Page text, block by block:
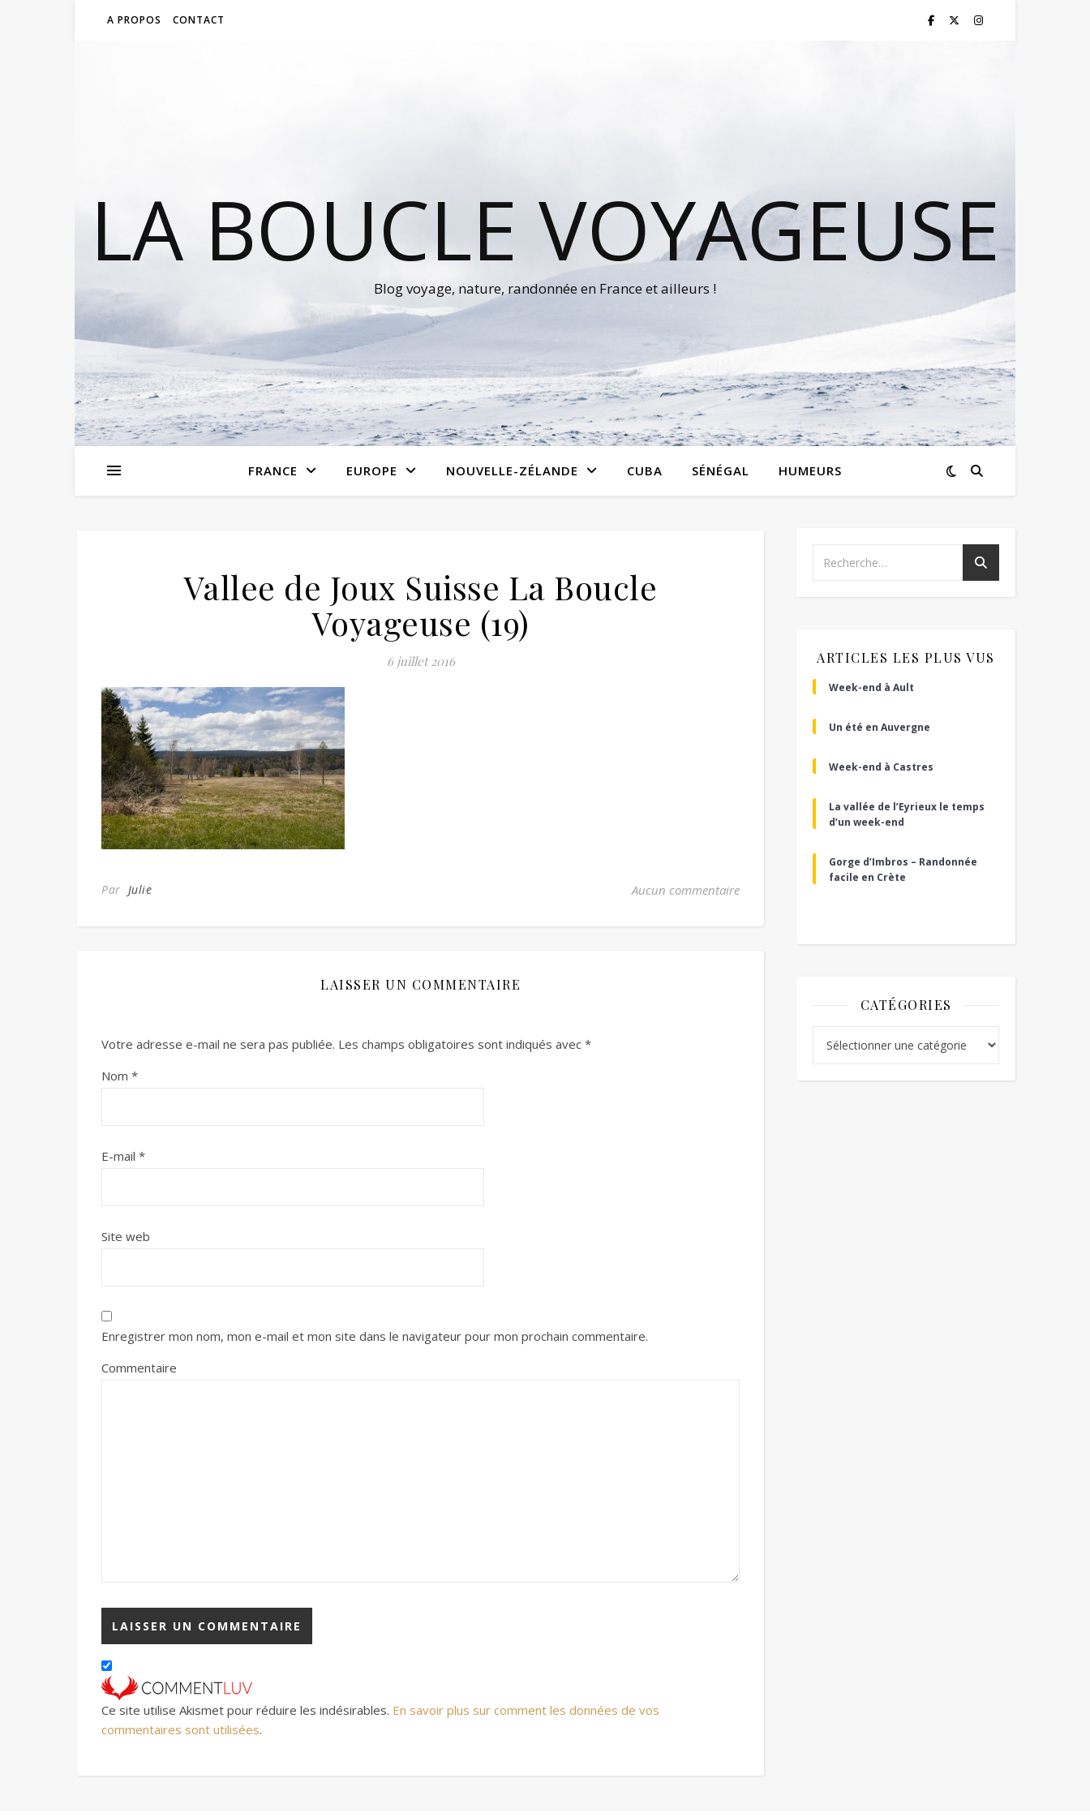
A PROPOS CONTACT
LA BOUCLE VOYAGEUSE
Blog voyage, nature, randonnée en France et ailleurs !
FRANCE EUROPE NOUVELLE-ZÉLANDE CUBA SÉNÉGAL HUMEURS
Vallee de Joux Suisse La Boucle
Voyageuse (19)
6 juillet 2016
Par Julie Aucun commentaire
LAISSER UN COMMENTAIRE
Votre adresse e-mail ne sera pas publiée. Les champs obligatoires sont indiqués avec *
Nom *
E-mail *
Site web
Enregistrer mon nom, mon e-mail et mon site dans le navigateur pour mon prochain commentaire.
Commentaire
Ce site utilise Akismet pour réduire les indésirables. En savoir plus sur comment les données de vos
commentaires sont utilisées.
ARTICLES LES PLUS VUS
Week-end à Ault
Un été en Auvergne
Week-end à Castres
La vallée de l’Eyrieux le temps
d’un week-end
Gorge d’Imbros – Randonnée
facile en Crète
CATÉGORIES